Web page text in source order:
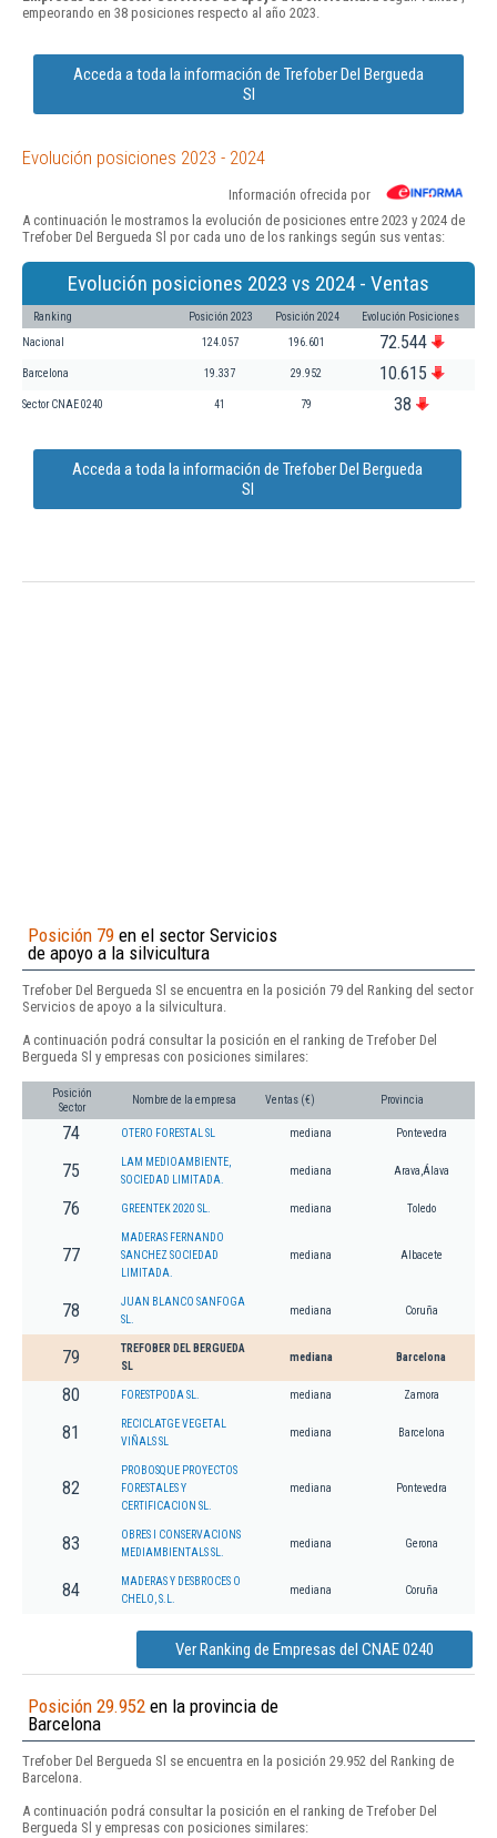
empeorando en 38 posiciones respecto al año 2023.
Acceda a toda la información de Trefober Del Bergueda
Sl
Evolución posiciones 2023 - 2024
Información ofrecida por
A continuación le mostramos la evolución de posiciones entre 2023 y 2024 de
Trefober Del Bergueda Sl por cada uno de los rankings según sus ventas:
Evolución posiciones 2023 vs 2024 - Ventas
Ranking Posición 2023 Posición 2024 Evolución Posiciones
Nacional 124.057 196.601 72.544
Barcelona 19.337 29.952 10.615
Sector CNAE 0240 41 79 38
Acceda a toda la información de Trefober Del Bergueda
Sl
Posición 79 en el sector Servicios
de apoyo a la silvicultura
Trefober Del Bergueda Sl se encuentra en la posición 79 del Ranking del sector
Servicios de apoyo a la silvicultura.
A continuación podrá consultar la posición en el ranking de Trefober Del
Bergueda Sl y empresas con posiciones similares:
Posición
Sector
Nombre de la empresa Ventas (€) Provincia
74 OTERO FORESTAL SL mediana Pontevedra
75
LAM MEDIOAMBIENTE,
SOCIEDAD LIMITADA.
mediana Arava,Álava
76 GREENTEK 2020 SL. mediana Toledo
77
MADERAS FERNANDO
SANCHEZ SOCIEDAD
LIMITADA.
mediana Albacete
78
JUAN BLANCO SANFOGA
SL.
mediana Coruña
79
TREFOBER DEL BERGUEDA
SL
mediana Barcelona
80 FORESTPODA SL. mediana Zamora
81
RECICLATGE VEGETAL
VIÑALS SL
mediana Barcelona
82
PROBOSQUE PROYECTOS
FORESTALES Y
CERTIFICACION SL.
mediana Pontevedra
83
OBRES I CONSERVACIONS
MEDIAMBIENTALS SL.
mediana Gerona
84
MADERAS Y DESBROCES O
CHELO, S.L.
mediana Coruña
Ver Ranking de Empresas del CNAE 0240
Posición 29.952 en la provincia de
Barcelona
Trefober Del Bergueda Sl se encuentra en la posición 29.952 del Ranking de
Barcelona.
A continuación podrá consultar la posición en el ranking de Trefober Del
Bergueda Sl y empresas con posiciones similares: